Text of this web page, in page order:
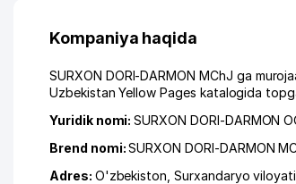
Kompaniya haqida
SURXON DORI-DARMON MChJ ga
Uzbekistan Yellow Pages katalogida
Yuridik nomi:SURXON DORI-DARMON
Brend nomi:SURXON DORI-DARMON
Adres: O'zbekiston,Surxandaryo viloyati